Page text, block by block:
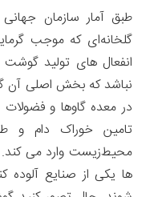
گلخانه‌ای که موجب
انفعال های تولید گوشت
نباشد که بخش اصلی آن
در معده گاوها و
تامین خوراک دام و
محیط‌زیست وارد می کند.
ها یکی از صنایع